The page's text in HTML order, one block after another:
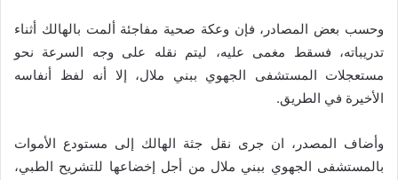
وحسب بعض المصادر، فإن وعكة صحية مفاجئة ألمت بالهالك أثناء
تدريباته، فسقط مغمى عليه، ليتم نقله على وجه السرعة نحو
مستعجلات المستشفى الجهوي ببني ملال، إلا أنه لفظ أنفاسه
الأخيرة في الطريق.
وأضاف المصدر، ان جرى نقل جثة الهالك إلى مستودع الأموات
بالمستشفى الجهوي ببني ملال من أجل إخضاعها للتشريح الطبي،